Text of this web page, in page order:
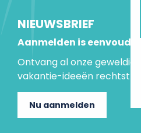
NIEUWSBRIEF
Aanmelden is eenvoudig
Ontvang al onze
vakantie-ideeën
Nu aanmelden